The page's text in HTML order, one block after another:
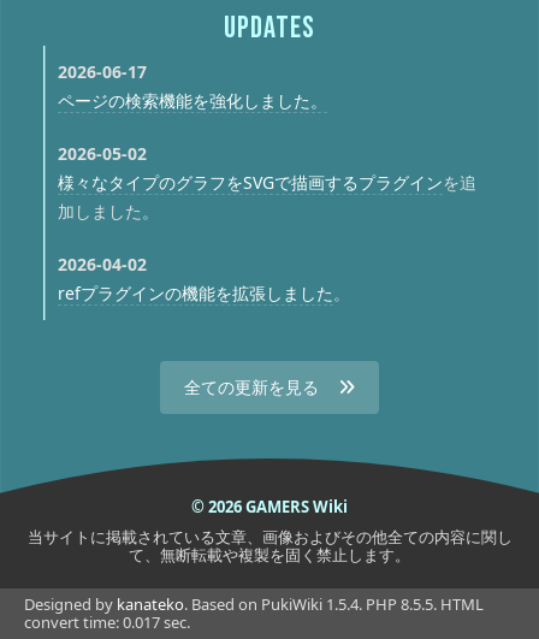
UPDATES
2026-06-17
ページの検索機能を強化しました。
2026-05-02
様々なタイプのグラフをSVGで描画するプラグインを追
加しました。
2026-04-02
refプラグインの機能を拡張しました 。
全ての更新を見る
© 2026 GAMERS Wiki
当サイトに掲載されている文章、画像およびその他全ての内容に関し
て、無断転載や複製を固く禁止します。
Designed by kanateko. Based on PukiWiki 1.5.4. PHP 8.5.5. HTML
convert time: 0.017 sec.